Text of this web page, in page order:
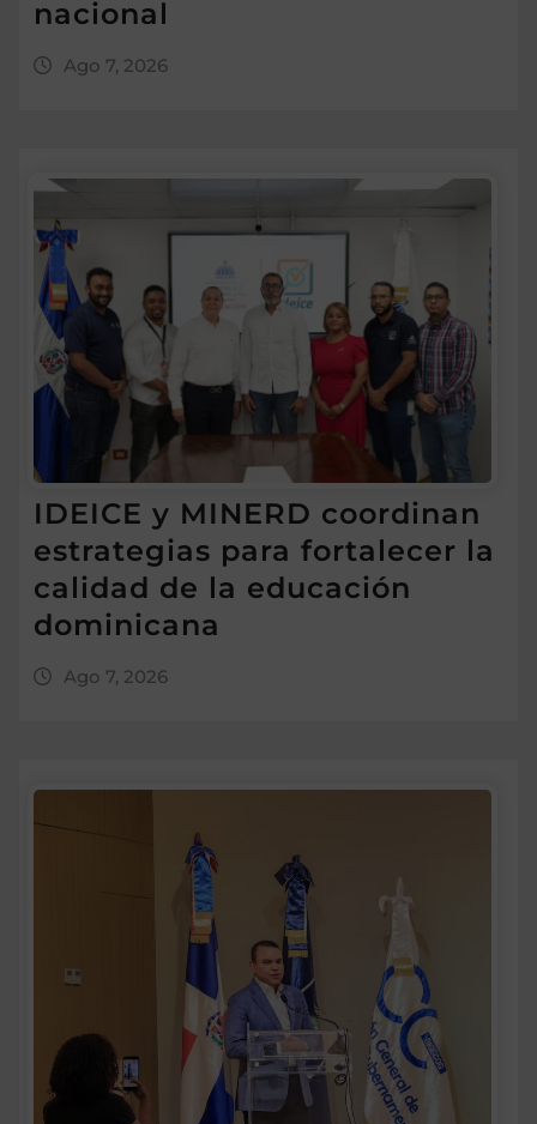
nacional
Ago 7, 2026
IDEICE y MINERD coordinan
estrategias para fortalecer la
calidad de la educación
dominicana
Ago 7, 2026